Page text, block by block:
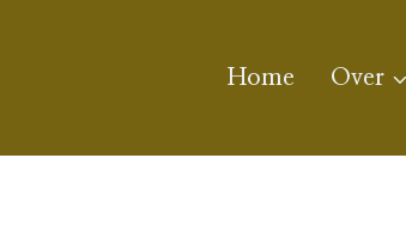
Home Over